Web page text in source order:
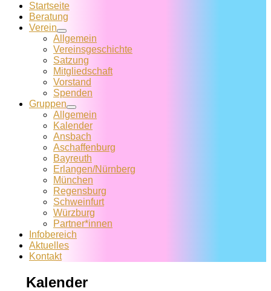
Startseite
Beratung
Verein
Allgemein
Vereins­geschichte
Satzung
Mitglied­schaft
Vorstand
Spenden
Gruppen
Allgemein
Kalender
Ansbach
Aschaffenburg
Bayreuth
Erlangen/Nürnberg
München
Regensburg
Schweinfurt
Würzburg
Partner*innen
Infobereich
Aktuelles
Kontakt
Kalender